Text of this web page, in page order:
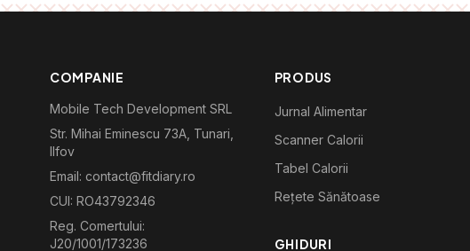
COMPANIE
Mobile Tech Development SRL
Str. Mihai Eminescu 73A, Tunari,
Ilfov
Email: contact@fitdiary.ro
CUI: RO43792346
Reg. Comertului:
J20/1001/173236
PRODUS
Jurnal Alimentar
Scanner Calorii
Tabel Calorii
Rețete Sănătoase
GHIDURI